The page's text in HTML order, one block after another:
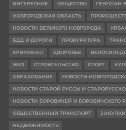
ИНТЕРЕСНОЕ ОБЩЕСТВО
ГЕНПЛАН
НОВГОРОДСКАЯ ОБЛАСТЬ
НОВОСТИ ВЕЛИКОГО НОВГОРОДА
БДД И ДОРОГИ
ПРОКУРАТУРА
КРИМИНАЛ
ЗДОРОВЬЕ
ЖКХ
СТРОИТЕЛЬСТВО СПОРТ
ОБРАЗОВАНИЕ
НОВОСТИ
НОВОСТИ СТАРОЙ РУССЫ И
НОВОСТИ БОРОВИЧЕЙ И БОРОВИЧСКОГО
ОБЩЕСТВЕННЫЙ ТРАНСПОРТ
ЗАКУПКИ
НЕДВИЖИМОСТЬ